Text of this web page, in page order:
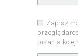
Zapisz
pisania